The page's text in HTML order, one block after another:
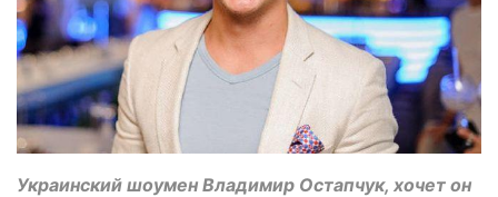
Украинский шоумен Владимир Остапчук, хочет он